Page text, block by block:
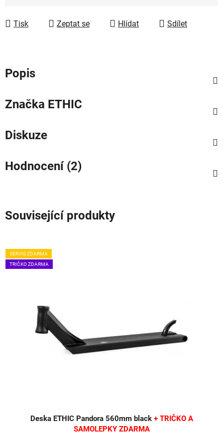
Tisk Zeptat se Hlídat Sdílet
Popis
Značka ETHIC
Diskuze
Hodnocení (2)
Související produkty
SERVIS ZDARMA
TRIČKO ZDARMA
Deska ETHIC Pandora 560mm black + TRIČKO A
SAMOLEPKY ZDARMA